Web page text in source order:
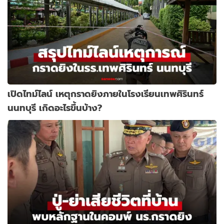
เปิดไทม์ไลน์ เหตุกราดยิงภายในโรงเรียนเทพศิรินทร์
นนทบุรี เกิดอะไรขึ้นบ้าง?